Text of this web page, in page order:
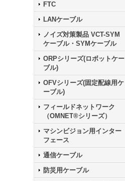
FTC
LANケーブル
ノイズ対策製品 VCT-SYM
ケーブル・SYMケーブル
ORPシリーズ(ロボットケー
ブル)
OFVシリーズ(固定配線用ケ
ーブル)
フィールドネットワーク
（OMNET®シリーズ）
マシンビジョン用インター
フェース
通信ケーブル
防災用ケーブル